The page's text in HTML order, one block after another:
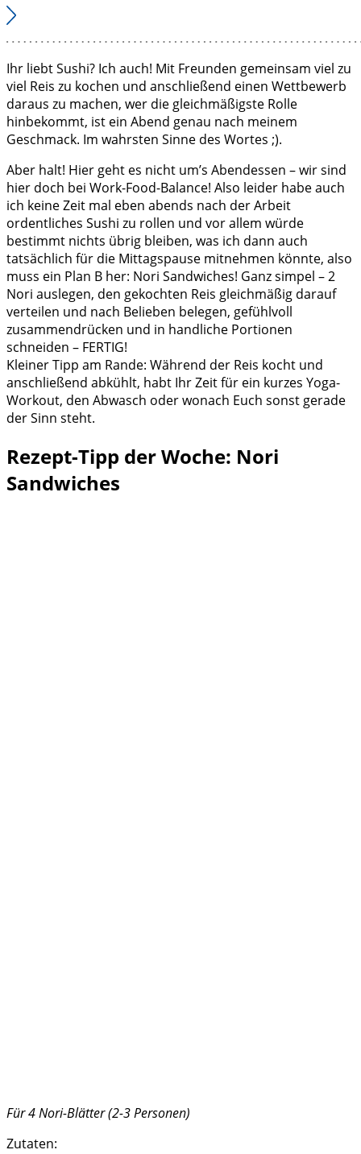
Ihr liebt Sushi? Ich auch! Mit Freunden gemeinsam viel zu
viel Reis zu kochen und anschließend einen Wettbewerb
daraus zu machen, wer die gleichmäßigste Rolle
hinbekommt, ist ein Abend genau nach meinem
Geschmack. Im wahrsten Sinne des Wortes ;).
Aber halt! Hier geht es nicht um’s Abendessen – wir sind
hier doch bei Work-Food-Balance! Also leider habe auch
ich keine Zeit mal eben abends nach der Arbeit
ordentliches Sushi zu rollen und vor allem würde
bestimmt nichts übrig bleiben, was ich dann auch
tatsächlich für die Mittagspause mitnehmen könnte, also
muss ein Plan B her: Nori Sandwiches! Ganz simpel – 2
Nori auslegen, den gekochten Reis gleichmäßig darauf
verteilen und nach Belieben belegen, gefühlvoll
zusammendrücken und in handliche Portionen
schneiden – FERTIG!
Kleiner Tipp am Rande: Während der Reis kocht und
anschließend abkühlt, habt Ihr Zeit für ein kurzes Yoga-
Workout, den Abwasch oder wonach Euch sonst gerade
der Sinn steht.
Rezept-Tipp der Woche: Nori
Sandwiches
Für 4 Nori-Blätter (2-3 Personen)
Zutaten: